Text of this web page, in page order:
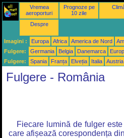
Vremea
aeroporturi
Prognoze pe
10 zile
Despre
Imagini : Europa Africa America de Nord
Fulgere:
Germania Belgia Danemarca
Fulgere:
Spania Franța Elveția Italia Austria
Fulgere - România
Fiecare lumină de fulger
care afișează corespondența